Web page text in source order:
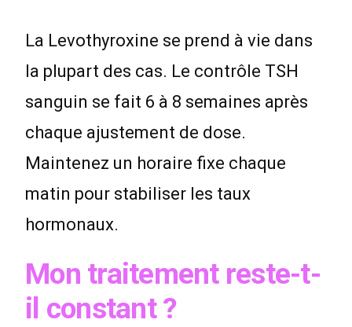
La Levothyroxine se prend à vie dans
la plupart des cas. Le contrôle TSH
sanguin se fait 6 à 8 semaines après
chaque ajustement de dose.
Maintenez un horaire fixe chaque
matin pour stabiliser les taux
hormonaux.
Mon traitement reste-t-
il constant ?